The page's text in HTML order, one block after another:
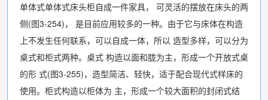
单体式单体式床头柜自成一件家具， 可灵活的摆放在床头的两
侧(图3-254)， 是目前应用较多的一种。由于它与床体在构造
上不发生任何联系，可以自成一体，所以 造型多样，可以分为
桌式和柜式两种。桌式 构造以面和胧为主，形成一个开放式桌
的形 式(图3-255)，造型简洁、轻快，适于配合现代式样床的
使用。柜式构造以柜体为 主，形成一个较大面积的封闭式结